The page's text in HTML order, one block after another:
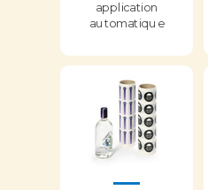
application
automatique